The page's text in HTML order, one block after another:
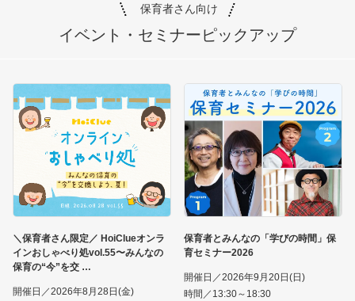
保育者さん向け
イベント・セミナーピックアップ
＼保育者さん限定／ HoiClueオンラ
インおしゃべり処vol.55〜みんなの
保育の“今”を交
開催日／2026年8月28日(金)
保育者とみんなの「学びの時間」保
育セミナー2026
開催日／2026年9月20日(日)
時間／13:30～18:30